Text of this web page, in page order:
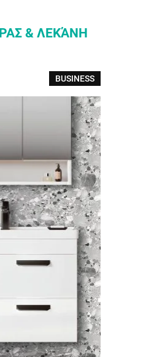
& ΛΕΚΆΝΗ
BUSINESS